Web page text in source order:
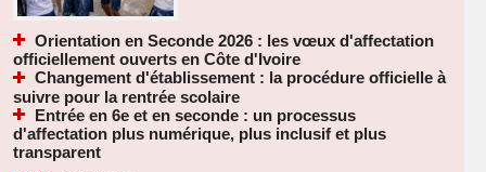
Orientation en Seconde 2026 : les vœux d'affectation
officiellement ouverts en Côte d'Ivoire
Changement d'établissement : la procédure officielle à
suivre pour la rentrée scolaire
Entrée en 6e et en seconde : un processus
d'affectation plus numérique, plus inclusif et plus
transparent